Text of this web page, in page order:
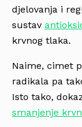
djelovanja i
sustav
krvnog tlaka.
Naime, cimet
radikala pa
Isto tako,
smanjenje